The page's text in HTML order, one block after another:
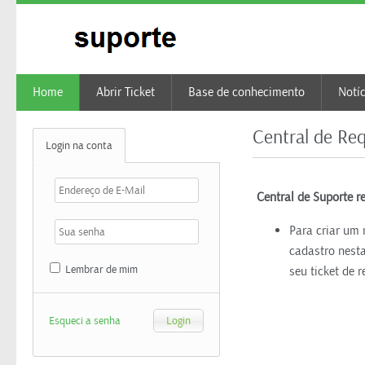
Home Abrir Ticket Base de conhecimento
Login na conta
Lembrar de mim
Esqueci a senha
Central de
Central de Suporte
Para criar um
cadastro
seu ticket de